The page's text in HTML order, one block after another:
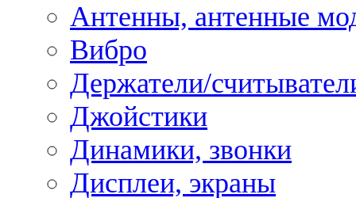
Антенны, антенные
Вибро
Держатели/
Джойстики
Динамики, звонки
Дисплеи, экраны